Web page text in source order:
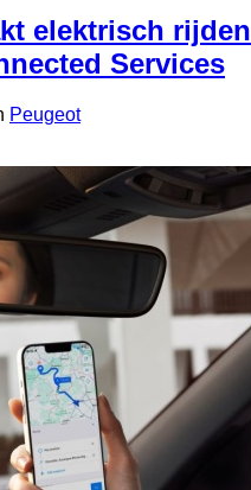
elektrisch
Services
Peugeot